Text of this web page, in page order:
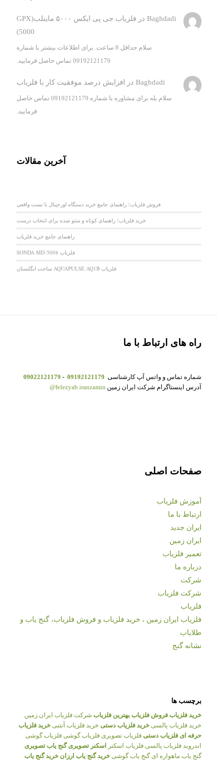
Baghdadi در
فلزیاب جی پی ایکس ۵۰۰۰ ماینلب(GPX
5000)
سلام حداقل 8 ساعت. برای اطلاعات بیشتر با شماره
09192121179 تماس حاصل فرمایید.
Baghdadi در افزایش درصد موفقیت کار با فلزیاب
سلام بله برای مشاوره با شماره 09192121179 تماس حاصل
فرمایید.
آخرین مقالات
فروش فلزیاب؛ راهنمای جامع خرید دستگاه اورجینال با تست واقعی
خرید فلزیاب؛ راهنمای کوتاه و سئو شده برای انتخاب درست
راهنمای جامع خرید فلزیاب
فلزیاب SONDA MD-5008
فلزیاب AQUAPULSE AQ1B ساخت انگلستان
راه های ارتباط با ما
شماره تماس و واتس آپ کارشناسی 09192121179
-
09022121179
آدرس اینستاگرام شرکت ایران زمین felezyab.iranzamin@
صفحات اصلی
آموزش فلزیاب
ارتباط با ما
ایران جدید
ایران زمین
تعمیر فلزیاب
درباره ما
شرکت
شرکت فلزیاب
فلزیاب
فلزیاب ایران زمین ، خرید فلزیاب و فروش فلزیاب، گنج یاب و
طلایاب
نشانه گنج
برچسب ها
خرید فلزیاب فروش فلزیاب بهترین فلزیاب شرکت فلزیاب ایران زمین
خرید فلزیاب پالسی خرید فلزیاب دستی خرید فلزیاب آنتنی خرید فلزیاب
حرفه ای فلزیاب دستی فلزیاب تصویری فلزیاب گوشی فلزیاب گوشی
اندروید فلزیاب پالسی فلزیاب اسکنر اسکنر تصویری گنج یاب تصویری
گنج یاب ماهواره ای گنج یاب گوشی خرید گنج یاب ارزان خرید گنج یاب